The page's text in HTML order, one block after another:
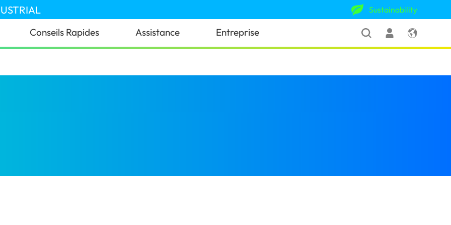
Sustainability
Conseils Rapides Assistance Entreprise